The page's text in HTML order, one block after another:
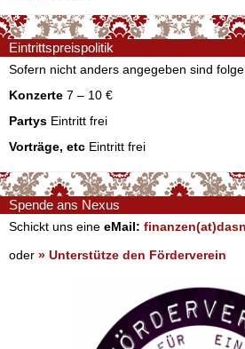
Eintrittspreispolitik
Sofern nicht anders angegeben sind
Konzerte 7 – 10 €
Partys Eintritt frei
Vorträge, etc Eintritt frei
Spende ans Nexus
Schickt uns eine eMail:
oder » Unterstütze den Förderverein